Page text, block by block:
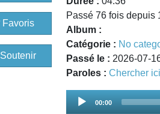
Favoris
Soutenir
Passé 76 fois depuis
Album :
Catégorie : No
Passé le : 2026-07-
Paroles :Chercher ici
Audio
00:00